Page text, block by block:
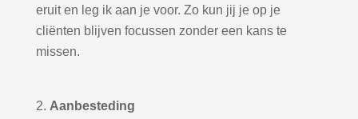
eruit en leg ik aan je voor. Zo kun jij je op je
cliënten blijven focussen zonder een kans te
missen.
Aanbesteding